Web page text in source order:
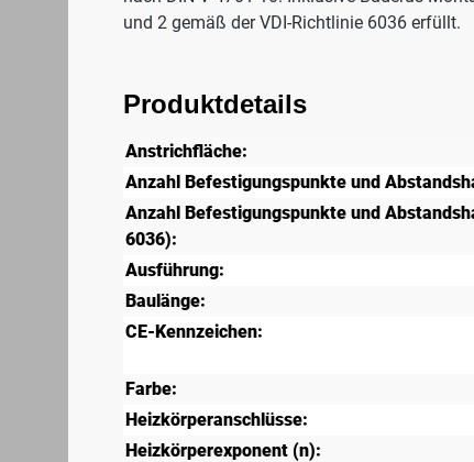
und 2 gemäß der VDI-Richtlinie 6036 erfüllt.
Produktdetails
Anstrichfläche:
Anzahl Befestigungspunkte und
Anzahl Befestigungspunkte und
6036):
Ausführung:
Baulänge:
CE-Kennzeichen:
Farbe:
Heizkörperanschlüsse:
Heizkörperexponent (n):